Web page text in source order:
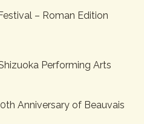
– Roman Edition
Performing Arts
Anniversary of Beauvais